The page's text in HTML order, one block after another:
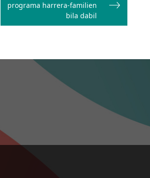
programa harrera-familien
bila dabil